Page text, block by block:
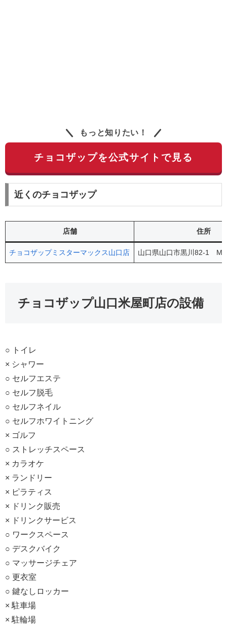
もっと知りたい！
チョコザップを公式サイトで見る
近くのチョコザップ
店舗 住所
チョコザップミスターマックス山口店 山口県山口市黒川82-1
チョコザップ山口米屋町店の設備
○ トイレ
× シャワー
○ セルフエステ
○ セルフ脱毛
○ セルフネイル
○ セルフホワイトニング
× ゴルフ
○ ストレッチスペース
× カラオケ
× ランドリー
× ピラティス
× ドリンク販売
× ドリンクサービス
○ ワークスペース
○ デスクバイク
○ マッサージチェア
○ 更衣室
○ 鍵なしロッカー
× 駐車場
× 駐輪場